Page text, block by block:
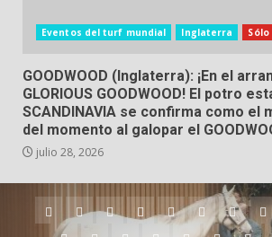
Eventos del turf mundial Inglaterra Sólo
GOODWOOD (Inglaterra): ¡En el
GLORIOUS GOODWOOD! El potro
SCANDINAVIA se confirma como el
del momento al galopar el
julio 28, 2026
Argentina
AustraliaBrasilChileDubaiEstados
Unidos
Hong
Kong